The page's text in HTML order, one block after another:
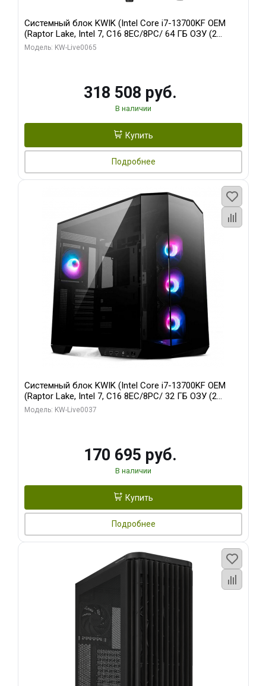
Системный блок KWIK (Intel Core i7-13700KF OEM
(Raptor Lake, Intel 7, C16 8EC/8PC/ 64 ГБ ОЗУ (2
модуля)/ ASUS RTX5080 PROART OC 16GB GDDR7
Модель: KW-Live0065
318 508 руб.
В наличии
Купить
Подробнее
Системный блок KWIK (Intel Core i7-13700KF OEM
(Raptor Lake, Intel 7, C16 8EC/8PC/ 32 ГБ ОЗУ (2
модуля)/ Gigabyte RTX5070 AERO OC 12GB GDDR7
Модель: KW-Live0037
170 695 руб.
В наличии
Купить
Подробнее